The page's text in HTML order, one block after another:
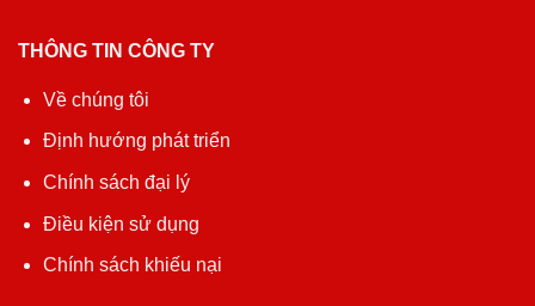
THÔNG TIN CÔNG TY
Về chúng tôi
Định hướng phát triển
Chính sách đại lý
Điều kiện sử dụng
Chính sách khiếu nại